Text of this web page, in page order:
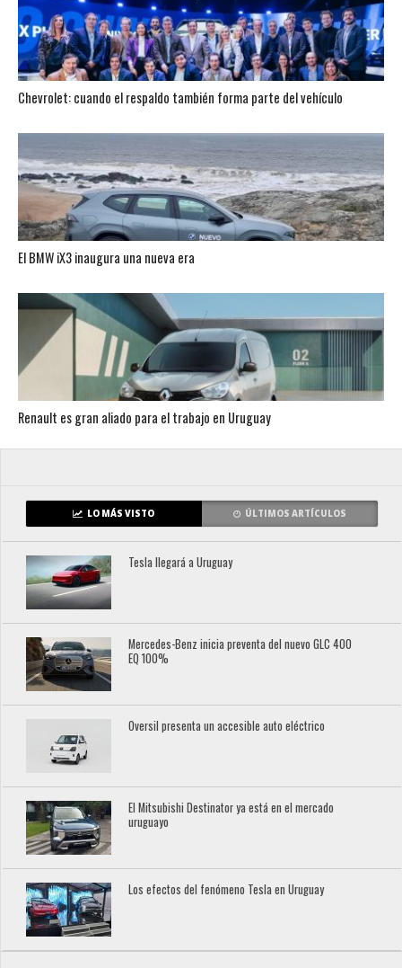
Chevrolet: cuando el respaldo también forma parte del vehículo
El BMW iX3 inaugura una nueva era
Renault es gran aliado para el trabajo en Uruguay
LO MÁS VISTO ÚLTIMOS ARTÍCULOS
Tesla llegará a Uruguay
Mercedes-Benz inicia preventa del nuevo GLC 400
EQ 100%
Oversil presenta un accesible auto eléctrico
El Mitsubishi Destinator ya está en el mercado
uruguayo
Los efectos del fenómeno Tesla en Uruguay